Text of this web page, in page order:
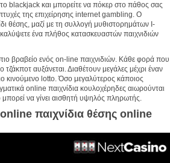
blackjack και μπορείτε να πόκερ στο πάθος σας
της επιχείρησης internet gambling. Ο
θέσης, μαζί με τη συλλογή μυθιστορημάτων I-
ένα πλήθος κατασκευαστών παιχνιδιών
βραβείο ενός on-line παιχνιδιών. Κάθε φορά που
τζάκποτ αυξάνεται. Διαθέτουν μεγάλες μέχρι έναν
κινούμενο lotto. Όσο μεγαλύτερος κάποιος
online παιχνίδια κουλοχέρηδες αιωρούνται
να γίνει αισθητή υψηλός πληρωτής.
παιχνίδια θέσης online